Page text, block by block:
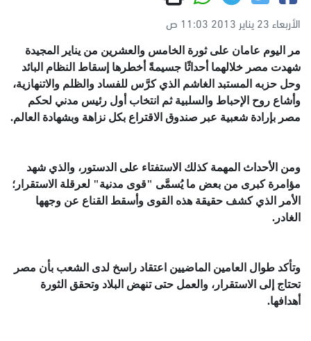
الأربعاء 23 يناير 2013 11:03 ص
مر اليوم عامان على ثورة الخامس والعشرين من يناير المجيدة
شهدت مصر خلالهما أحداثًا جسيمةً أخطرها إسقاط النظام البائد
وحل حزبه المستبد الغاشم الذي كرَّس للفساد والظلم والاتنهازية،
وأشاع روح الإحباط والسلبية ثم انتخاب أول رئيس مدني لحكم
مصر بإرادة شعبية عبر صندوق الاقتراع بكل نزاهة وبشهادة العالم.
ومن الأحداث المهمة كذلك الاستفتاء على الدستور، والذي شهد
مؤامرة كبرى من بعض ما يُسمَّى "قوى مدنية" لعرقلة الاستقرار؛
الأمر الذي كشف حقيقة هذه القوى وأسقط القناع عن وجهها
الغادر.
وتأكد طوال العامين الماضيين اعتقاد راسخ لدى الشعب بأن مصر
تحتاج إلى الاستقرار، والعمل حتى تنهض البلاد وتحقق الثورة
أهدافها.